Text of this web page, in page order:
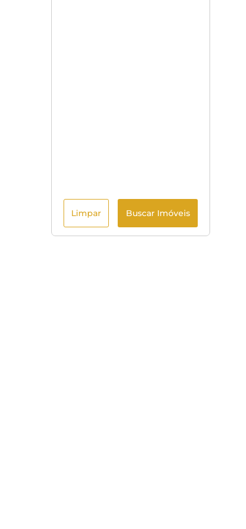
Limpar Buscar Imóveis